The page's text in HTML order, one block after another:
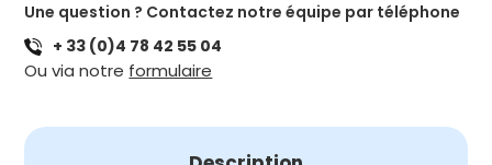
OCCASION
SUZUKI
1964
ÉTUI
Une question ? Contactez notre équipe par téléphone
+ 33 (0)4 78 42 55 04
Ou via notre formulaire